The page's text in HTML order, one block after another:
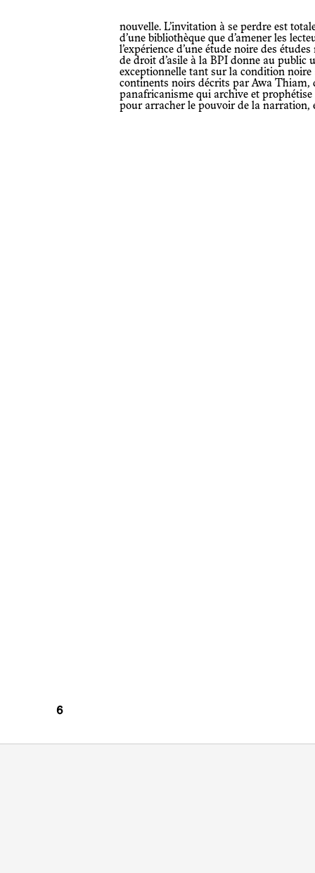
nouvelle. L’invitation à se perdre est totale, mais n’est-ce pas justement le propre
d’une bibliothèque que d’amener les
l’expérience d’une étude noire des
de droit d’asile à la BPI donne au public
exceptionnelle tant sur la condition noire
continents noirs décrits par Awa Thiam,
panafricanisme qui archive et
pour arracher le pouvoir de la narration,